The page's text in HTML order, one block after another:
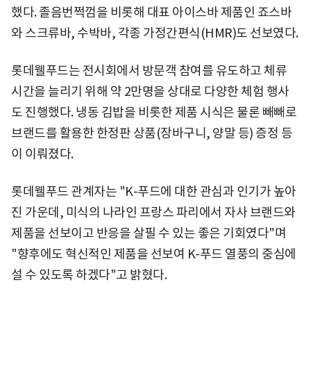
했다. 졸음번쩍껌을 비롯해 대표 아이스바 제품인 죠스바
와 스크류바, 수박바, 각종 가정간편식(HMR)도 선보였다.
롯데웰푸드는 전시회에서 방문객 참여를 유도하고 체류
시간을 늘리기 위해 약 2만명을 상대로 다양한 체험 행사
도 진행했다. 냉동 김밥을 비롯한 제품 시식은 물론 빼빼로
브랜드를 활용한 한정판 상품(장바구니, 양말 등) 증정 등
이 이뤄졌다.
롯데웰푸드 관계자는 "K-푸드에 대한 관심과 인기가 높아
진 가운데, 미식의 나라인 프랑스 파리에서 자사 브랜드와
제품을 선보이고 반응을 살필 수 있는 좋은 기회였다"며
"향후에도 혁신적인 제품을 선보여 K-푸드 열풍의 중심에
설 수 있도록 하겠다"고 밝혔다.